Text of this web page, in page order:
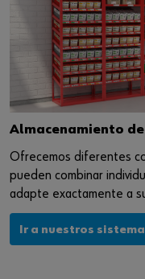
Almacenamiento
Ofrecemos diferentes
pueden combinar
adapte exactamente a
Ir a nuestros